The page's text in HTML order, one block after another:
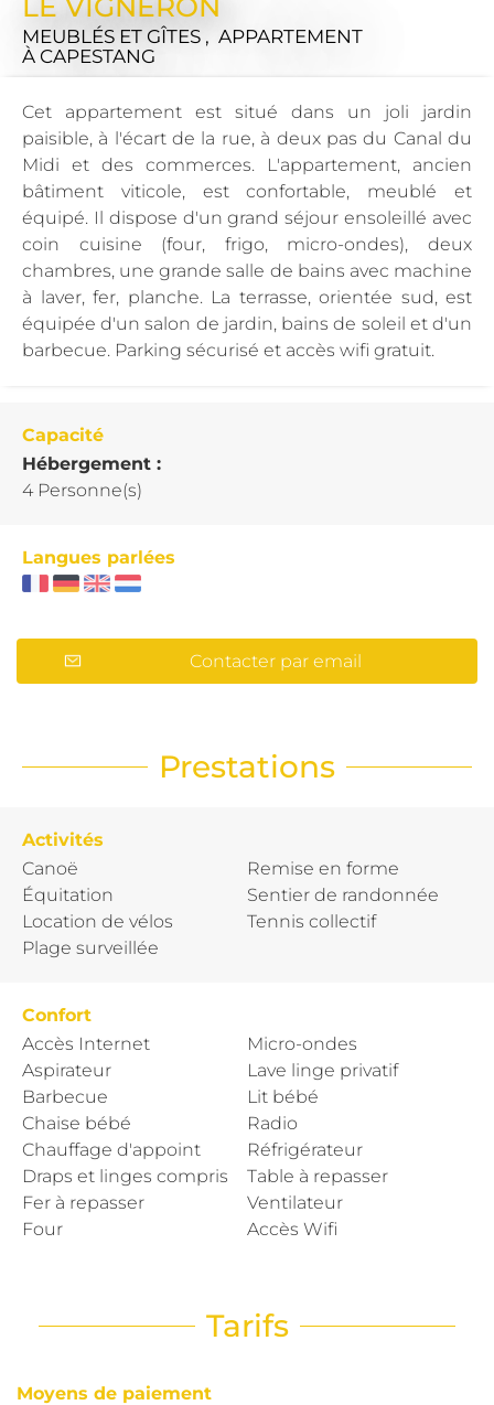
MEUBLÉS ET GÎTES , APPARTEMENT
À CAPESTANG
Cet appartement est situé dans un joli jardin
paisible, à l'écart de la rue, à deux pas du Canal du
Midi et des commerces. L'appartement, ancien
bâtiment viticole, est confortable, meublé et
équipé. Il dispose d'un grand séjour ensoleillé avec
coin cuisine (four, frigo, micro-ondes), deux
chambres, une grande salle de bains avec machine
à laver, fer, planche. La terrasse, orientée sud, est
équipée d'un salon de jardin, bains de soleil et d'un
barbecue. Parking sécurisé et accès wifi gratuit.
Capacité
Hébergement :
4 Personne(s)
Langues parlées
Contacter par email
Prestations
Activités
Canoë
Équitation
Location de vélos
Plage surveillée
Remise en forme
Sentier de randonnée
Tennis collectif
Confort
Accès Internet
Aspirateur
Barbecue
Chaise bébé
Chauffage d'appoint
Draps et linges compris
Fer à repasser
Four
Micro-ondes
Lave linge privatif
Lit bébé
Radio
Réfrigérateur
Table à repasser
Ventilateur
Accès Wifi
Tarifs
Moyens de paiement